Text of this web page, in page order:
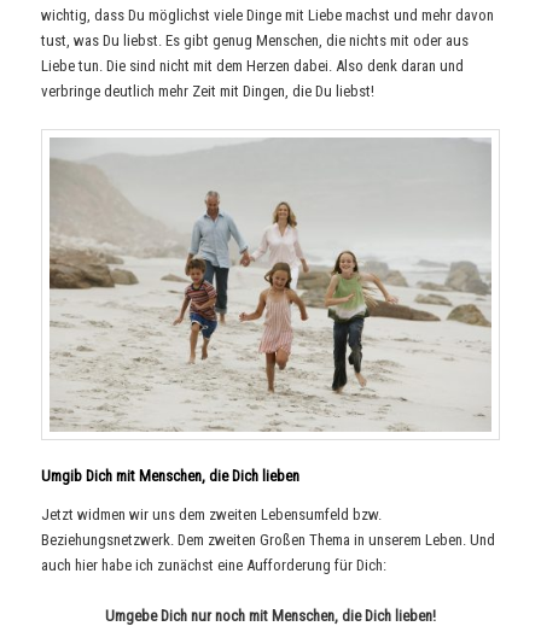
wichtig, dass Du möglichst viele Dinge mit Liebe machst und mehr davon
tust, was Du liebst. Es gibt genug Menschen, die nichts mit oder aus
Liebe tun. Die sind nicht mit dem Herzen dabei. Also denk daran und
verbringe deutlich mehr Zeit mit Dingen, die Du liebst!
Umgib Dich mit Menschen, die Dich lieben
Jetzt widmen wir uns dem zweiten Lebensumfeld bzw.
Beziehungsnetzwerk. Dem zweiten Großen Thema in unserem Leben. Und
auch hier habe ich zunächst eine Aufforderung für Dich:
Umgebe Dich nur noch mit Menschen, die Dich lieben!